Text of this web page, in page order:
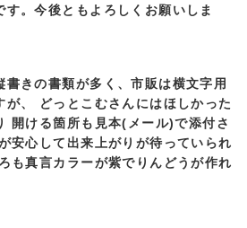
す。今後ともよろしくお願いしま
きの書類が多く、市販は横文字用
が、 どっとこむさんにはほしかった
開ける箇所も見本(メール)で添付さ
安心して出来上がりが待っていられ
も真言カラーが紫でりんどうが作れ